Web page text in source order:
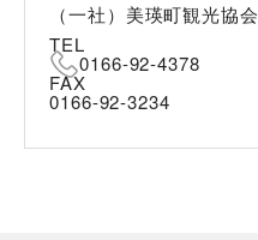
（一社）美瑛町観光協会
TEL
0166-92-4378
FAX
0166-92-3234